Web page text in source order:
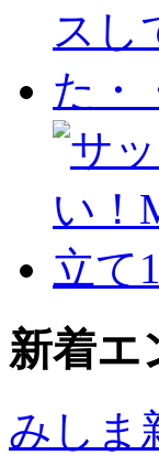
新着エ
みしま